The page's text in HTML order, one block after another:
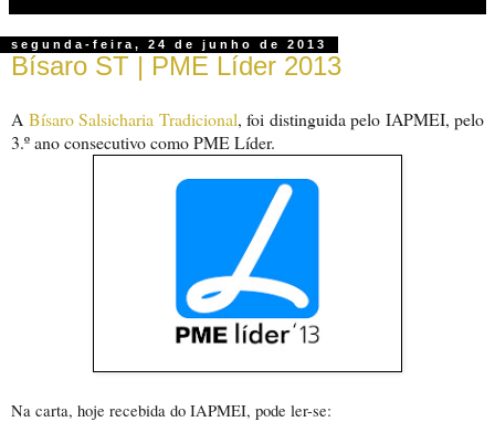
segunda-feira, 24 de junho de 2013
Bísaro ST | PME Líder 2013
A Bísaro Salsicharia Tradicional, foi distinguida pelo IAPMEI, pelo
3.º ano consecutivo como PME Líder.
Na carta, hoje recebida do IAPMEI, pode ler-se: